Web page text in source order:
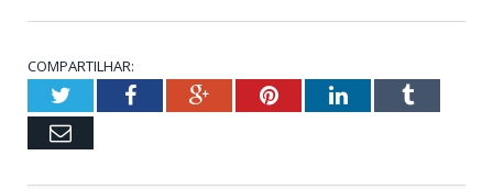
COMPARTILHAR:
TwitterFacebookGoogle+PinterestLinkedInTumblr
Email